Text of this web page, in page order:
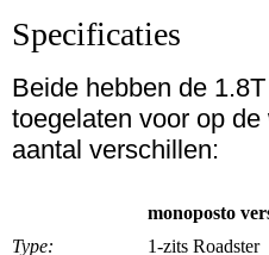
Specificaties
Beide hebben de
toegelaten voor op
aantal verschillen:
monoposto
Type:
1-zits Roadster